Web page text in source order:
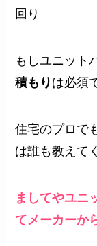
回り
もしユニット
積もり は必須
住宅のプロで
は誰も教えて
ましてやユニ
てメーカーか